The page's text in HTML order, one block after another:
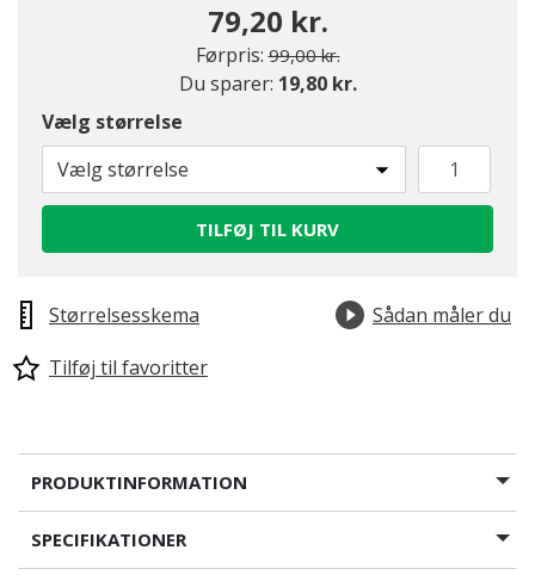
79,20 kr.
Førpris: Pris nedsat fra
99,00 kr.til
Du sparer: 19,80 kr.
Vælg størrelse
Vælg størrelse
TILFØJ TIL KURV
Størrelsesskema
Sådan måler du
Tilføj til favoritter
PRODUKTINFORMATION
SPECIFIKATIONER